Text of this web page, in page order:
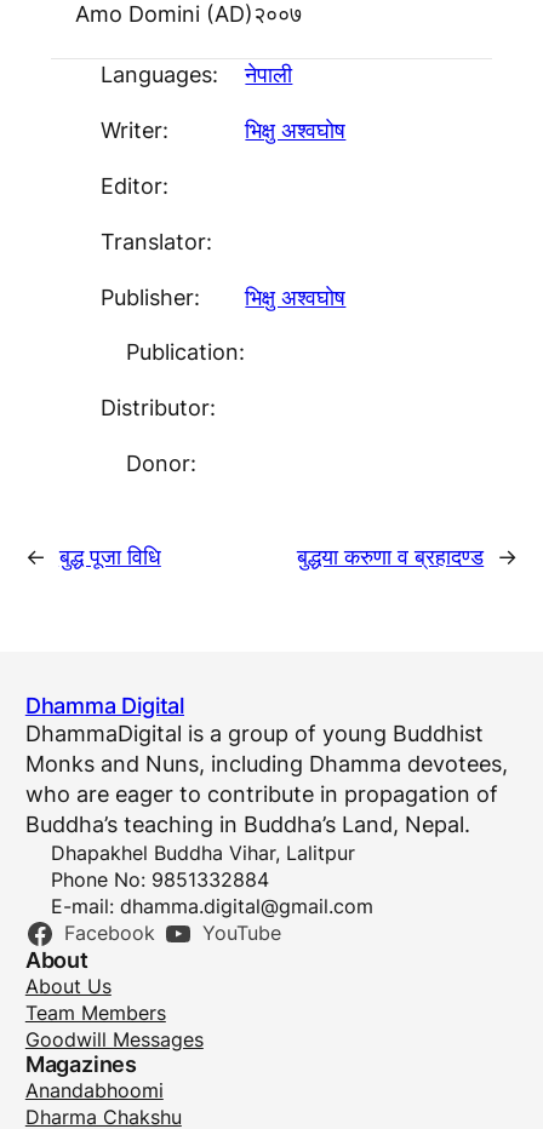
Amo Domini (AD)२००७
Languages: नेपाली
Writer: भिक्षु अश्वघाेष
Editor:
Translator:
Publisher: भिक्षु अश्वघाेष
Publication:
Distributor:
Donor:
← बुद्ध पूजा विधि बुद्धया करुणा व ब्रहादण्ड →
Dhamma Digital
DhammaDigital is a group of young Buddhist
Monks and Nuns, including Dhamma devotees,
who are eager to contribute in propagation of
Buddha’s teaching in Buddha’s Land, Nepal.
Dhapakhel Buddha Vihar, Lalitpur
Phone No: 9851332884
E-mail: dhamma.digital@gmail.com
Facebook YouTube
About
About Us
Team Members
Goodwill Messages
Magazines
Anandabhoomi
Dharma Chakshu